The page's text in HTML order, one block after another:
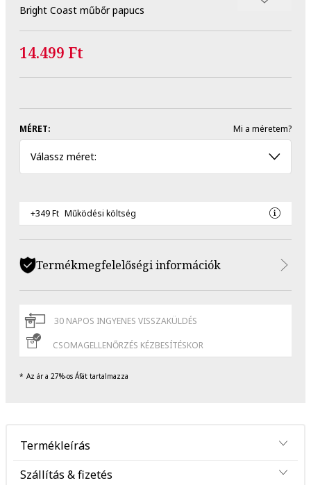
Bright Coast műbőr papucs
14.499 Ft
MÉRET: Mi a méretem?
Válassz méret:
+349 Ft Működési költség
Termékmegfelelőségi információk
30 NAPOS INGYENES VISSZAKÜLDÉS
CSOMAGELLENŐRZÉS KÉZBESÍTÉSKOR
Az ár a 27%-os Áfát tartalmazza
Termékleírás
Szállítás & fizetés